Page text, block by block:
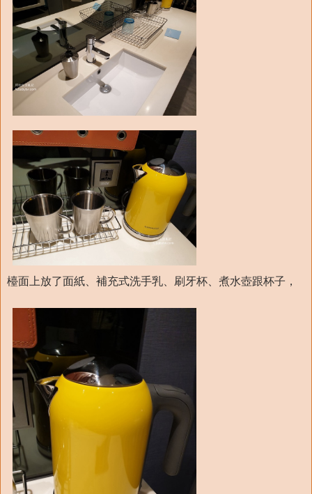
檯面上放了面紙、補充式洗手乳、刷牙杯、煮水壺跟杯子，